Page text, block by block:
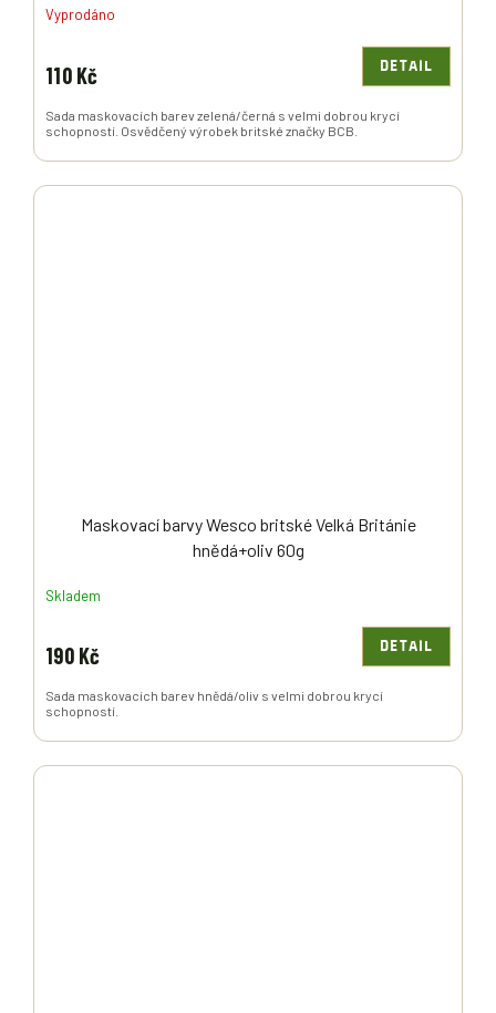
Vyprodáno
110 Kč DETAIL
Sada maskovacích barev zelená/černá s velmi dobrou krycí
schopností. Osvědčený výrobek britské značky BCB.
Maskovací barvy Wesco britské Velká Británie
hnědá+oliv 60g
Skladem
190 Kč DETAIL
Sada maskovacích barev hnědá/oliv s velmi dobrou krycí
schopností.